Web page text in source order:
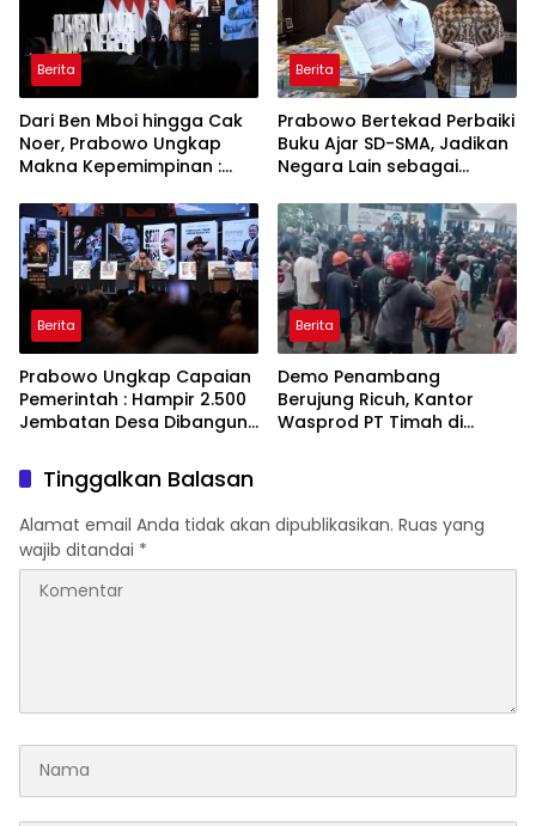
Berita
Dari Ben Mboi hingga Cak
Noer, Prabowo Ungkap
Makna Kepemimpinan :
Gunakan Akal Sehat
Berita
Prabowo Bertekad Perbaiki
Buku Ajar SD-SMA, Jadikan
Negara Lain sebagai
Berita
Prabowo Ungkap Capaian
Pemerintah : Hampir 2.500
Jembatan Desa Dibangun,
Ditargetkan Direvitalisasi
Berita
Demo Penambang
Berujung Ricuh, Kantor
Wasprod PT Timah di
Tinggalkan Balasan
Alamat email Anda tidak akan dipublikasikan. Ruas yang
wajib ditandai *